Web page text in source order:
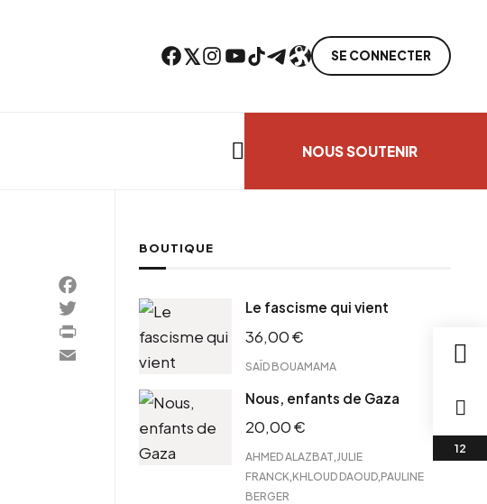
Facebook Twitter Instagram YouTube TikTok TelegramLien SE CONNECTER
NOUS SOUTENIR
Facebook
Twitter
PrintFriendly
Email
BOUTIQUE
Le fascisme qui vient
36,00€
SAÏD BOUAMAMA
Nous, enfants de Gaza
20,00€
AHMED ALAZBAT JULIE
FRANCK KHLOUD DAOUD PAULINE
BERGER